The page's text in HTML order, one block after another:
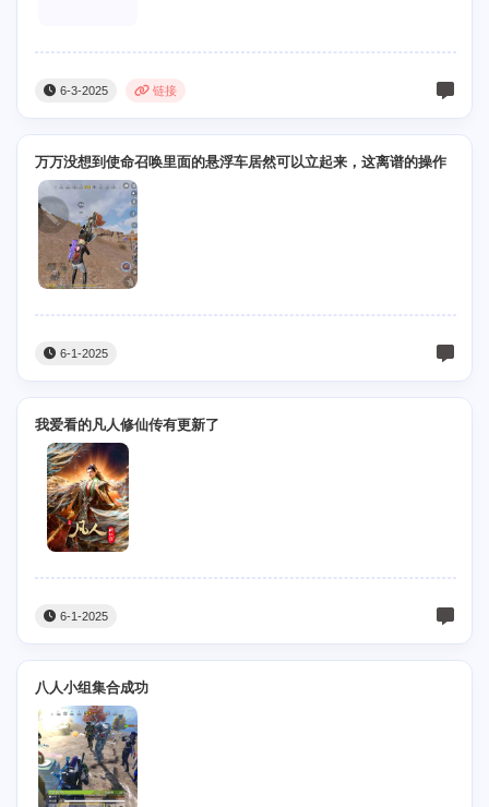
6-3-2025 链接
万万没想到使命召唤里面的悬浮车居然可以立起来，这离谱的操作
6-1-2025
我爱看的凡人修仙传有更新了
6-1-2025
八人小组集合成功